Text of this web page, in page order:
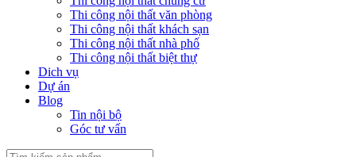
Thi công nội thất văn phòng
Thi công nội thất khách sạn
Thi công nội thất nhà phố
Thi công nội thất biệt thự
Dich vụ
Dự án
Blog
Tin nội bộ
Góc tư vấn